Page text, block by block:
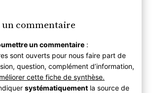
un commentaire
un commentaire:
sont ouverts pour nous faire part de
question, complément d’information,
cette fiche de synthèse.
systématiquementla source de